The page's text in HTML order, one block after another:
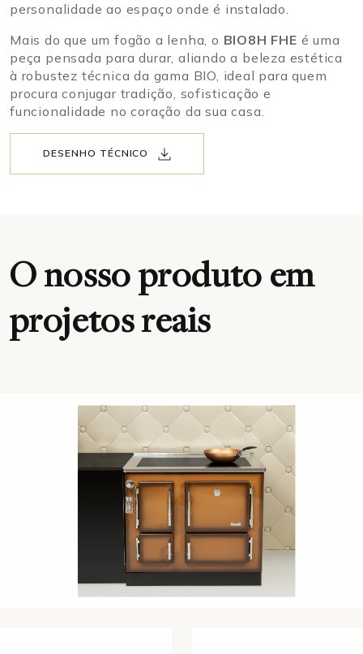
personalidade ao espaço onde é instalado.
Mais do que um fogão a lenha, o BIO8H FHE é uma
peça pensada para durar, aliando a beleza estética
à robustez técnica da gama BIO, ideal para quem
procura conjugar tradição, sofisticação e
funcionalidade no coração da sua casa.
DESENHO TÉCNICO
O nosso produto em
projetos reais